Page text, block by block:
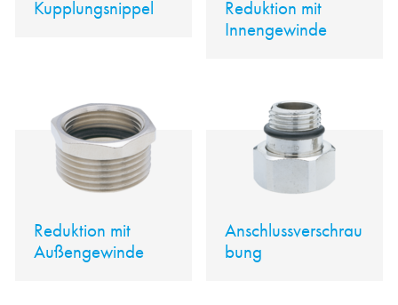
Kupplungsnippel
Reduktion mit
Innengewinde
Reduktion mit
Außengewinde
Anschlussverschrau
bung